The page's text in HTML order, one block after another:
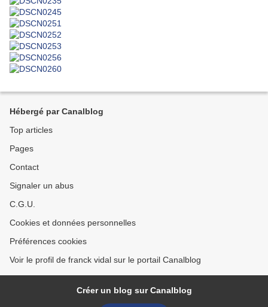
Hébergé par Canalblog
Top articles
Pages
Contact
Signaler un abus
C.G.U.
Cookies et données personnelles
Préférences cookies
Voir le profil de franck vidal sur le portail Canalblog
Créer un blog sur Canalblog